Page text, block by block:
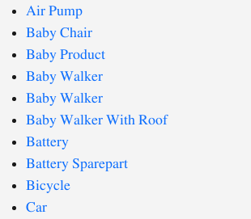
Air Pump
Baby Chair
Baby Product
Baby Walker
Baby Walker
Baby Walker With Roof
Battery
Battery Sparepart
Bicycle
Car